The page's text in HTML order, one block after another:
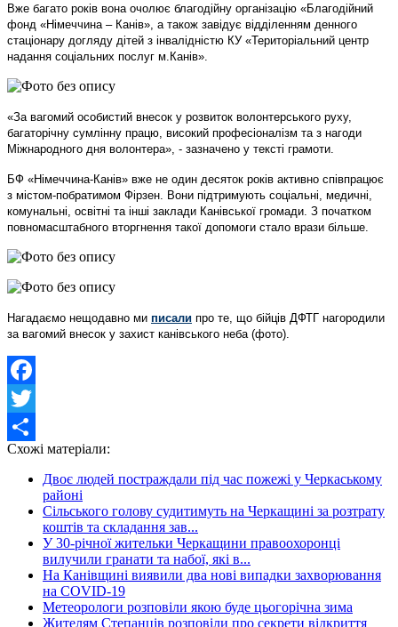
Вже багато років вона очолює благодійну організацію «Благодійний
фонд «Німеччина – Канів», а також завідує відділенням денного
стаціонару догляду дітей з інвалідністю КУ «Територіальний центр
надання соціальних послуг м.Канів».
«За вагомий особистий внесок у розвиток волонтерського руху,
багаторічну сумлінну працю, високий професіоналізм та з нагоди
Міжнародного дня волонтера», - зазначено у тексті грамоти.
БФ «Німеччина-Канів» вже не один десяток років активно співпрацює
з містом-побратимом Фірзен. Вони підтримують соціальні, медичні,
комунальні, освітні та інші заклади Канівської громади. З початком
повномасштабного вторгнення такої допомоги стало врази більше.
Нагадаємо нещодавно ми писали про те, що бійців ДФТГ нагородили
за вагомий внесок у захист канівського неба (фото).
Facebook
Twitter
Share
Схожі матеріали:
Двоє людей постраждали під час пожежі у Черкаському
районі
Сільського голову судитимуть на Черкащині за розтрату
коштів та складання зав...
У 30-річної жительки Черкащини правоохоронці
вилучили гранати та набої, які в...
На Канівщині виявили два нові випадки захворювання
на COVID-19
Метеорологи розповіли якою буде цьогорічна зима
Жителям Степанців розповіли про секрети відкриття